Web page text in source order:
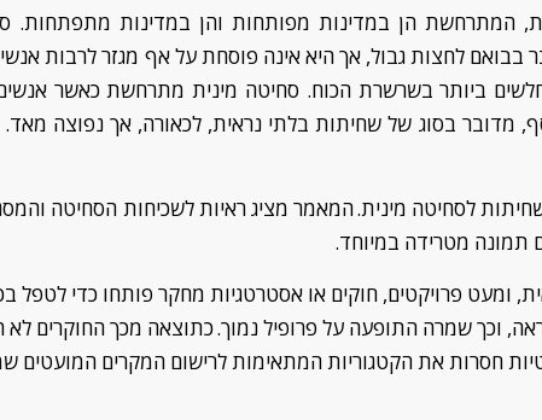
, המתרחשת הן במדינות מפותחות והן במדינות מתפתחות.
בבואם לחצות גבול, אך היא אינה פוסחת על אף מגזר לרבות
ביותר בשרשרת הכוח. סחיטה מינית מתרחשת כאשר
, מדובר בסוג של שחיתות בלתי נראית, לכאורה, אך נפוצה מאד
לסחיטה מינית.המאמר מציג ראיות לשכיחות הסחיטה
תמונה מטרידה במיוחד.
ומעט פרויקטים, חוקים או אסטרטגיות מחקר פותחו כדי לטפל
וכך שמרה התופעה על פרופיל נמוך.כתוצאה מכך החוקרים לא
חסרות את הקטגוריות המתאימות לרישום המקרים המועטים ש